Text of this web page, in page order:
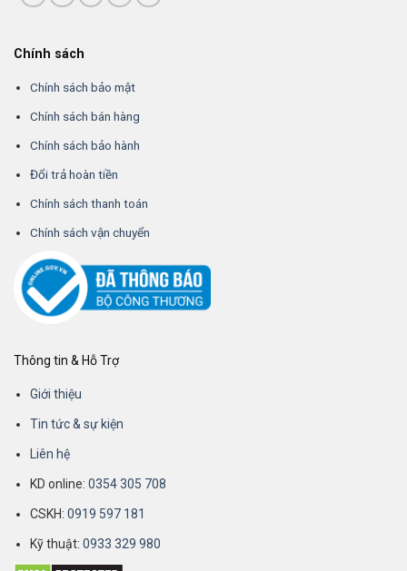
Chính sách
Chính sách bảo mật
Chính sách bán hàng
Chính sách bảo hành
Đổi trả hoàn tiền
Chính sách thanh toán
Chính sách vận chuyển
Thông tin & Hỗ Trợ
Giới thiệu
Tin tức & sự kiện
Liên hệ
KD online:0354 305 708
CSKH: 0919 597 181
Kỹ thuật:0933 329 980